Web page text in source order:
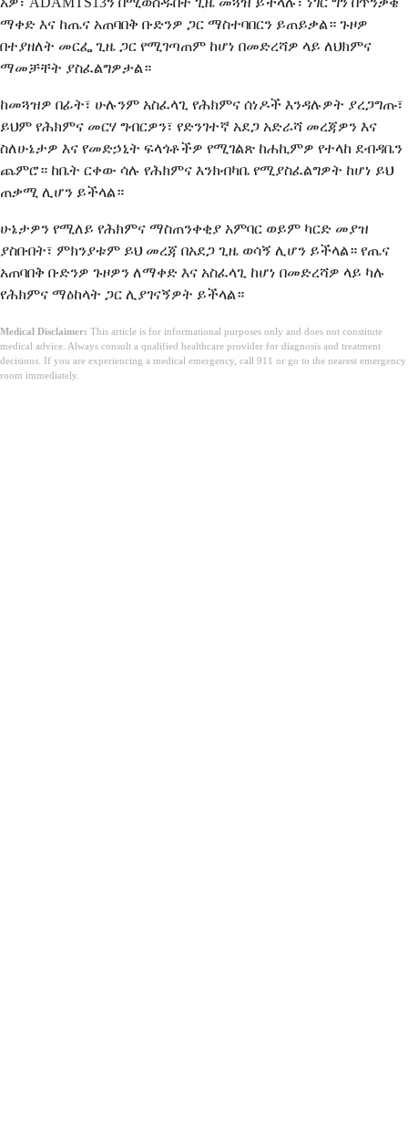
ማቀድ እና ከጤና አጠባበቅ ቡድንዎ ጋር ማስተባበርን ይጠይቃል። ጉዞዎ
በተያዘለት መርፌ ጊዜ ጋር የሚገጣጠም ከሆነ በመድረሻዎ ላይ ለህክምና
ማመቻቸት ያስፈልግዎታል።
ከመጓዝዎ በፊት፣ ሁሉንም አስፈላጊ የሕክምና ሰነዶች እንዳሉዎት ያረጋግጡ፣
ይህም የሕክምና መርሃ ግብርዎን፣ የድንገተኛ አደጋ አድራሻ መረጃዎን እና
ስለሁኔታዎ እና የመድኃኒት ፍላጎቶችዎ የሚገልጽ ከሐኪምዎ የተላከ ደብዳቤን
ጨምሮ። ከቤት ርቀው ሳሉ የሕክምና እንክብካቤ የሚያስፈልግዎት ከሆነ ይህ
ጠቃሚ ሊሆን ይችላል።
ሁኔታዎን የሚለይ የሕክምና ማስጠንቀቂያ አምባር ወይም ካርድ መያዝ
ያስቡበት፣ ምክንያቱም ይህ መረጃ በአደጋ ጊዜ ወሳኝ ሊሆን ይችላል። የጤና
አጠባበቅ ቡድንዎ ጉዞዎን ለማቀድ እና አስፈላጊ ከሆነ በመድረሻዎ ላይ ካሉ
የሕክምና ማዕከላት ጋር ሊያገናኝዎት ይችላል።
Medical Disclaimer: This article is for informational purposes only and does not constitute
medical advice. Always consult a qualified healthcare provider for diagnosis and treatment
decisions. If you are experiencing a medical emergency, call 911 or go to the nearest emergency
room immediately.